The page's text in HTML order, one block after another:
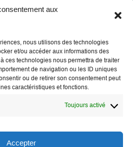
aux
nous utilisons des technologies
et/ou accéder aux informations des
ces technologies nous permettra de traiter
de navigation ou les ID uniques
ou de retirer son consentement peut
caractéristiques et fonctions.
Toujours activé
Accepter